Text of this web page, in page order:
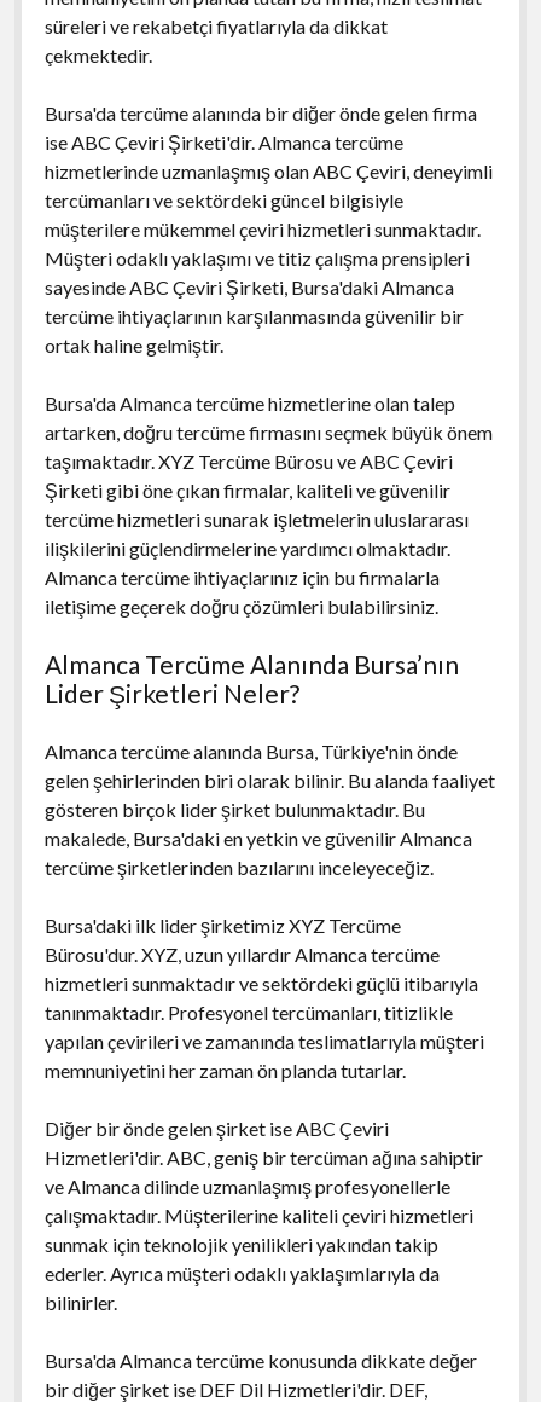
süreleri ve rekabetçi fiyatlarıyla da dikkat
çekmektedir.
Bursa'da tercüme alanında bir diğer önde gelen firma
ise ABC Çeviri Şirketi'dir. Almanca tercüme
hizmetlerinde uzmanlaşmış olan ABC Çeviri, deneyimli
tercümanları ve sektördeki güncel bilgisiyle
müşterilere mükemmel çeviri hizmetleri sunmaktadır.
Müşteri odaklı yaklaşımı ve titiz çalışma prensipleri
sayesinde ABC Çeviri Şirketi, Bursa'daki Almanca
tercüme ihtiyaçlarının karşılanmasında güvenilir bir
ortak haline gelmiştir.
Bursa'da Almanca tercüme hizmetlerine olan talep
artarken, doğru tercüme firmasını seçmek büyük önem
taşımaktadır. XYZ Tercüme Bürosu ve ABC Çeviri
Şirketi gibi öne çıkan firmalar, kaliteli ve güvenilir
tercüme hizmetleri sunarak işletmelerin uluslararası
ilişkilerini güçlendirmelerine yardımcı olmaktadır.
Almanca tercüme ihtiyaçlarınız için bu firmalarla
iletişime geçerek doğru çözümleri bulabilirsiniz.
Almanca Tercüme Alanında Bursa’nın
Lider Şirketleri Neler?
Almanca tercüme alanında Bursa, Türkiye'nin önde
gelen şehirlerinden biri olarak bilinir. Bu alanda faaliyet
gösteren birçok lider şirket bulunmaktadır. Bu
makalede, Bursa'daki en yetkin ve güvenilir Almanca
tercüme şirketlerinden bazılarını inceleyeceğiz.
Bursa'daki ilk lider şirketimiz XYZ Tercüme
Bürosu'dur. XYZ, uzun yıllardır Almanca tercüme
hizmetleri sunmaktadır ve sektördeki güçlü itibarıyla
tanınmaktadır. Profesyonel tercümanları, titizlikle
yapılan çevirileri ve zamanında teslimatlarıyla müşteri
memnuniyetini her zaman ön planda tutarlar.
Diğer bir önde gelen şirket ise ABC Çeviri
Hizmetleri'dir. ABC, geniş bir tercüman ağına sahiptir
ve Almanca dilinde uzmanlaşmış profesyonellerle
çalışmaktadır. Müşterilerine kaliteli çeviri hizmetleri
sunmak için teknolojik yenilikleri yakından takip
ederler. Ayrıca müşteri odaklı yaklaşımlarıyla da
bilinirler.
Bursa'da Almanca tercüme konusunda dikkate değer
bir diğer şirket ise DEF Dil Hizmetleri'dir. DEF,